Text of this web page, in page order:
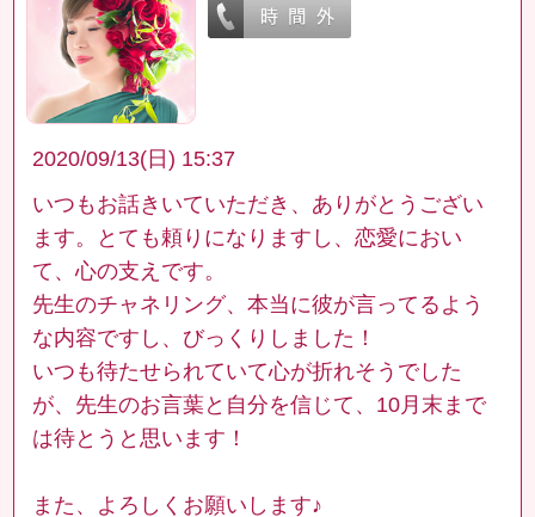
2020/09/13(日) 15:37
いつもお話きいていただき、ありがとうござい
ます。とても頼りになりますし、恋愛におい
て、心の支えです。
先生のチャネリング、本当に彼が言ってるよう
な内容ですし、びっくりしました！
いつも待たせられていて心が折れそうでした
が、先生のお言葉と自分を信じて、10月末まで
は待とうと思います！
また、よろしくお願いします♪